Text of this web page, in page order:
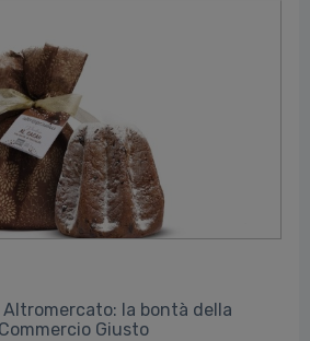
la bontà della
Giusto